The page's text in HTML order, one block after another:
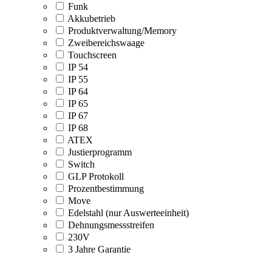
Funk
Akkubetrieb
Produktverwaltung/Memory
Zweibereichswaage
Touchscreen
IP 54
IP 55
IP 64
IP 65
IP 67
IP 68
ATEX
Justierprogramm
Switch
GLP Protokoll
Prozentbestimmung
Move
Edelstahl (nur Auswerteeinheit)
Dehnungsmessstreifen
230V
3 Jahre Garantie